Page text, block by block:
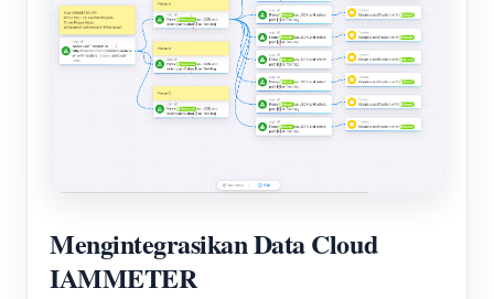
Mengintegrasikan Data Cloud
IAMMETER